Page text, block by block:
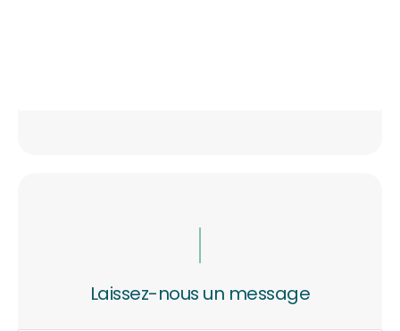
Laissez-nous un message